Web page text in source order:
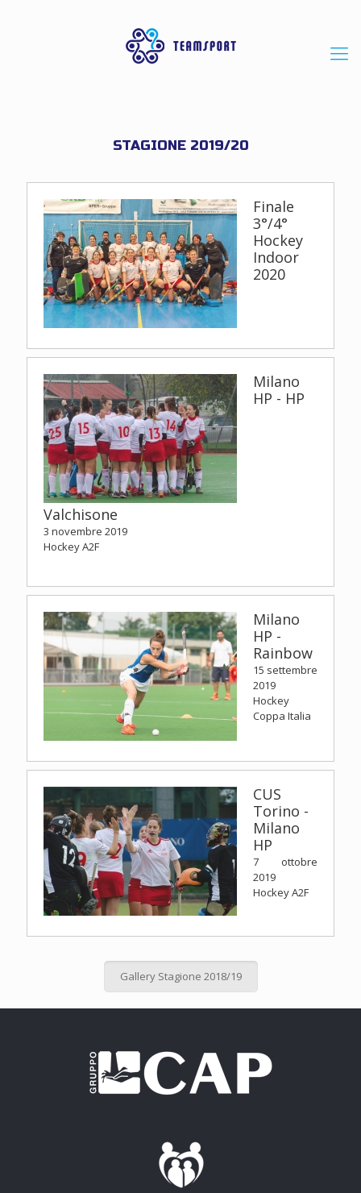
STAGIONE 2019/20
Finale
3°/4°
Hockey
Indoor
2020
Milano
HP - HP
Valchisone
3 novembre 2019
Hockey A2F
Milano
HP -
Rainbow
15 settembre
2019
Hockey
Coppa Italia
CUS
Torino -
Milano
HP
7 ottobre
2019
Hockey A2F
Gallery Stagione 2018/19